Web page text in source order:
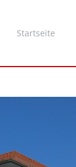
Startseite